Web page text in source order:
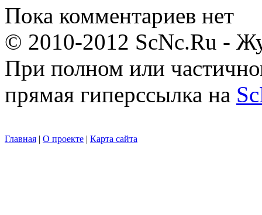
Пока комментариев нет
© 2010-2012 ScNc.Ru -
При полном или
прямая гиперссылка на
Главная | О проекте | Карта сайта